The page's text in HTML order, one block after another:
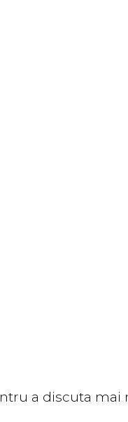
a discuta mai